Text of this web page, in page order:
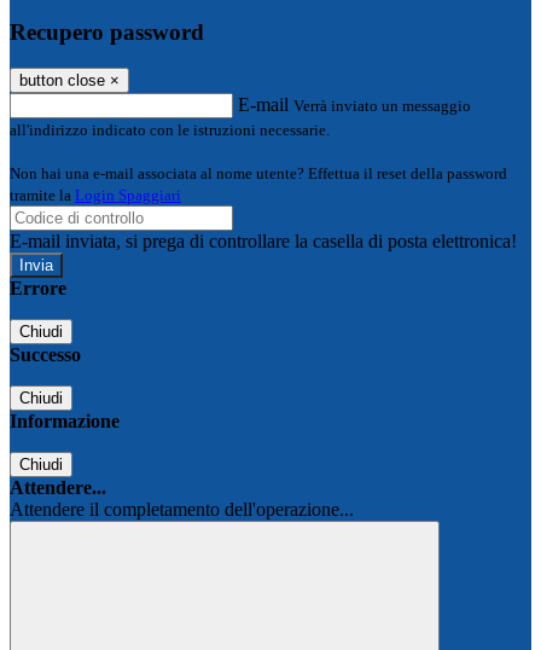
Recupero password
button close ×
E-mail Verrà inviato un messaggio
all'indirizzo indicato con le istruzioni necessarie.
Non hai una e-mail associata al nome utente? Effettua il reset della password
tramite la Login Spaggiari
E-mail inviata, si prega di controllare la casella di posta elettronica!
Errore
Chiudi
Successo
Chiudi
Informazione
Chiudi
Attendere...
Attendere il completamento dell'operazione...